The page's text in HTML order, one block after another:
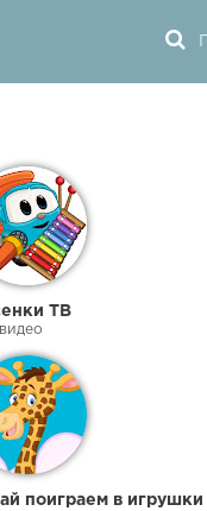
ТВ
поиграем в игрушки